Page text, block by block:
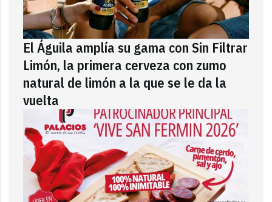
El Águila amplía su gama con Sin Filtrar
Limón, la primera cerveza con zumo
natural de limón a la que se le da la
vuelta